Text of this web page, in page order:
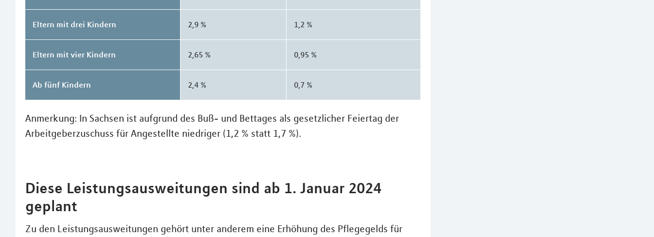
Eltern mit drei Kindern 2,9 % 1,2 %
Eltern mit vier Kindern 2,65 % 0,95 %
Ab fünf Kindern 2,4 % 0,7 %
Anmerkung: In Sachsen ist aufgrund des Buß- und Bettages als gesetzlicher Feiertag der
Arbeitgeberzuschuss für Angestellte niedriger (1,2 % statt 1,7 %).
Diese Leistungsausweitungen sind ab 1. Januar 2024
geplant
Zu den Leistungsausweitungen gehört unter anderem eine Erhöhung des Pflegegelds für